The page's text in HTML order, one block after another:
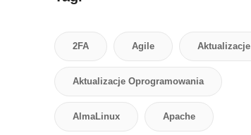
2FA Agile Aktualizacje
Aktualizacje Oprogramowania
AlmaLinux Apache